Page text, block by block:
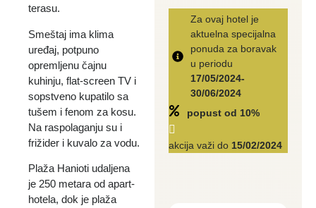
terasu.
Smeštaj ima klima
uređaj, potpuno
opremljenu čajnu
kuhinju, flat-screen TV i
sopstveno kupatilo sa
tušem i fenom za kosu.
Na raspolaganju su i
frižider i kuvalo za vodu.
Plaža Hanioti udaljena
je 250 metara od apart-
hotela, dok je plaža
Za ovaj hotel je
aktuelna specijalna
ponuda za boravak
u periodu
17/05/2024-
30/06/2024
popust od 10%
akcija važi do 15/02/2024